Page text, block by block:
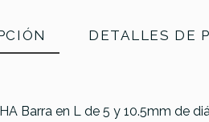
DETALLES DE
Barra en L de 5 y 10.5mm de